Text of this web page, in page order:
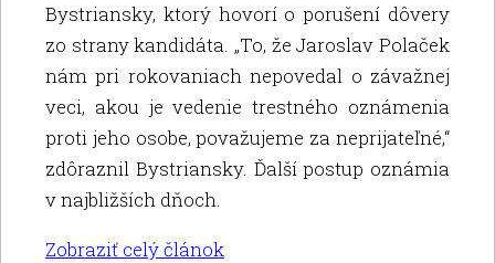
Bystriansky, ktorý hovorí o porušení dôvery
zo strany kandidáta. „To, že Jaroslav Polaček
nám pri rokovaniach nepovedal o závažnej
veci, akou je vedenie trestného oznámenia
proti jeho osobe, považujeme za neprijateľné,“
zdôraznil Bystriansky. Ďalší postup oznámia
v najbližších dňoch.
Zobraziť celý článok